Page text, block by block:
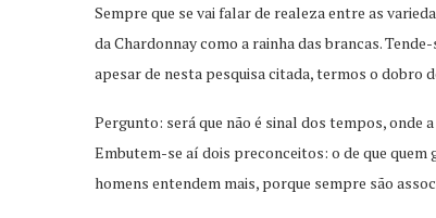
Sempre que se vai falar de realeza entre as
da Chardonnay como a rainha das brancas.
apesar de nesta pesquisa citada, termos o dobro
Pergunto: será que não é sinal dos tempos, onde
Embutem-se aí dois preconceitos: o de que quem
homens entendem mais, porque sempre são